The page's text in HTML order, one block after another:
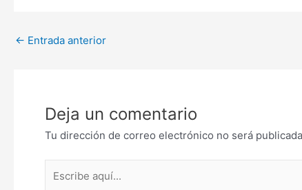
← Entrada anterior
Deja un comentario
Tu dirección de correo electrónico no será
aquí...